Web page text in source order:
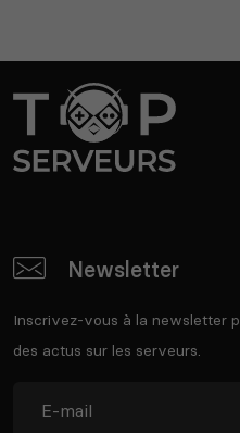
Newsletter
Inscrivez-vous à la newsletter
des actus sur les serveurs.